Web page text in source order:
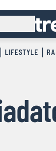
LIFESTYLE